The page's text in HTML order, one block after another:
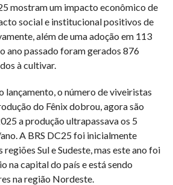
mostram um impacto econômico de
social e institucional positivos de
além de uma adoção em 113
ano passado foram gerados 876
à cultivar.
lançamento, o número de viveiristas
do Fênix dobrou, agora são
a produção ultrapassava os 5
A BRS DC25 foi inicialmente
Sul e Sudeste, mas este ano foi
na capital do país e está sendo
na região Nordeste.